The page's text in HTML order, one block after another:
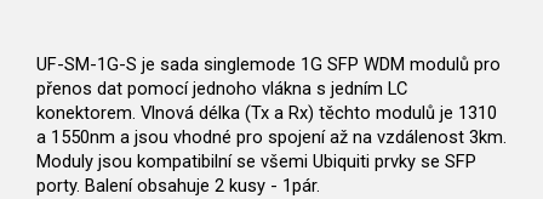
UF-SM-1G-S je sada singlemode 1G SFP WDM modulů pro
přenos dat pomocí jednoho vlákna s jedním LC
konektorem. Vlnová délka (Tx a Rx) těchto modulů je 1310
a 1550nm a jsou vhodné pro spojení až na vzdálenost 3km.
Moduly jsou kompatibilní se všemi Ubiquiti prvky se SFP
porty. Balení obsahuje 2 kusy - 1pár.